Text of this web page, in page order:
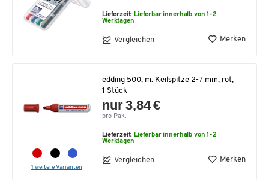
Lieferzeit: Lieferbar innerhalb von 1-2
Werktagen
Vergleichen Merken
1 weitere Varianten
edding 500, m. Keilspitze 2-7 mm, rot,
1 Stück
nur 3,84 €
pro Pak.
Lieferzeit: Lieferbar innerhalb von 1-2
Werktagen
Vergleichen Merken